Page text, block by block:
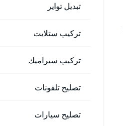
تبديل تواير
تركيب ستلايت
تركيب سيراميك
تصليح تلفونات
تصليح سيارات